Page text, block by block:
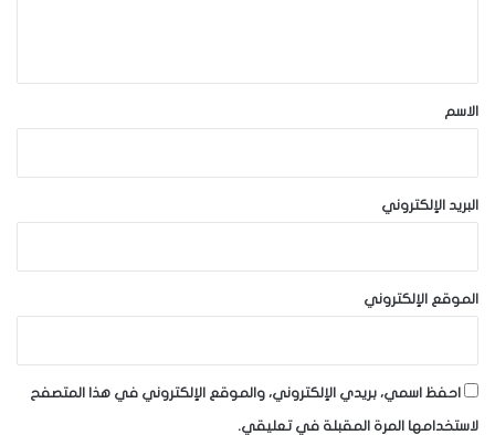
*الاسم
البريد الإلكتروني
الموقع الإلكتروني
احفظ اسمي، بريدي الإلكتروني، والموقع الإلكتروني في هذا المتصفح
لاستخدامها المرة المقبلة في تعليقي.